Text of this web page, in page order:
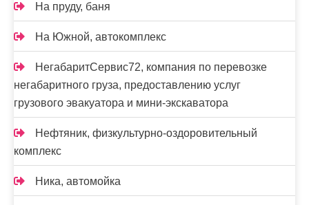
На пруду, баня
На Южной, автокомплекс
НегабаритСервис72, компания по перевозке
негабаритного груза, предоставлению услуг
грузового эвакуатора и мини-экскаватора
Нефтяник, физкультурно-оздоровительный
комплекс
Ника, автомойка